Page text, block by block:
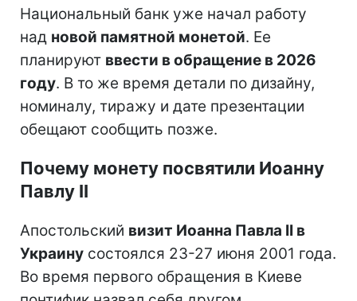
Национальный банк уже начал работу
над новой памятной монетой. Ее
планируют ввести в обращение в 2026
году. В то же время детали по дизайну,
номиналу, тиражу и дате презентации
обещают сообщить позже.
Почему монету посвятили Иоанну
Павлу II
Апостольский визит Иоанна Павла II в
Украину состоялся 23-27 июня 2001 года.
Во время первого обращения в Киеве